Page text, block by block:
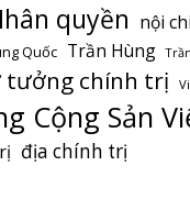
quyền nội
Quốc Trần Hùng
chính trị
Cộng Sản
địa chính trị